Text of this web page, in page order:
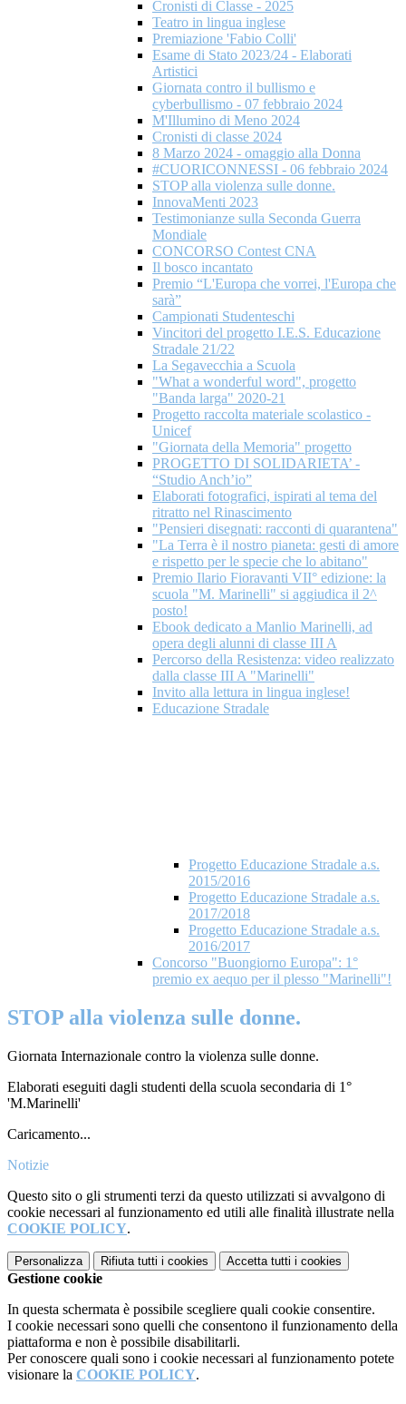
Cronisti di Classe - 2025
Teatro in lingua inglese
Premiazione 'Fabio Colli'
Esame di Stato 2023/24 - Elaborati
Artistici
Giornata contro il bullismo e
cyberbullismo - 07 febbraio 2024
M'Illumino di Meno 2024
Cronisti di classe 2024
8 Marzo 2024 - omaggio alla Donna
#CUORICONNESSI - 06 febbraio 2024
STOP alla violenza sulle donne.
InnovaMenti 2023
Testimonianze sulla Seconda Guerra
Mondiale
CONCORSO Contest CNA
Il bosco incantato
Premio “L'Europa che vorrei, l'Europa che
sarà”
Campionati Studenteschi
Vincitori del progetto I.E.S. Educazione
Stradale 21/22
La Segavecchia a Scuola
"What a wonderful word", progetto
"Banda larga" 2020-21
Progetto raccolta materiale scolastico -
Unicef
"Giornata della Memoria" progetto
PROGETTO DI SOLIDARIETA’ -
“Studio Anch’io”
Elaborati fotografici, ispirati al tema del
ritratto nel Rinascimento
"Pensieri disegnati: racconti di quarantena"
"La Terra è il nostro pianeta: gesti di amore
e rispetto per le specie che lo abitano"
Premio Ilario Fioravanti VII° edizione: la
scuola "M. Marinelli" si aggiudica il 2^
posto!
Ebook dedicato a Manlio Marinelli, ad
opera degli alunni di classe III A
Percorso della Resistenza: video realizzato
dalla classe III A "Marinelli"
Invito alla lettura in lingua inglese!
Educazione Stradale
Progetto Educazione Stradale a.s.
2015/2016
Progetto Educazione Stradale a.s.
2017/2018
Progetto Educazione Stradale a.s.
2016/2017
Concorso "Buongiorno Europa": 1°
premio ex aequo per il plesso "Marinelli"!
STOP alla violenza sulle donne.
Giornata Internazionale contro la violenza sulle donne.
Elaborati eseguiti dagli studenti della scuola secondaria di 1°
'M.Marinelli'
Caricamento...
Notizie
Questo sito o gli strumenti terzi da questo utilizzati si avvalgono di
cookie necessari al funzionamento ed utili alle finalità illustrate nella
COOKIE POLICY.
Personalizza Rifiuta tutti i cookies Accetta tutti i cookies
Gestione cookie
In questa schermata è possibile scegliere quali cookie consentire.
I cookie necessari sono quelli che consentono il funzionamento della
piattaforma e non è possibile disabilitarli.
Per conoscere quali sono i cookie necessari al funzionamento potete
visionare la COOKIE POLICY.